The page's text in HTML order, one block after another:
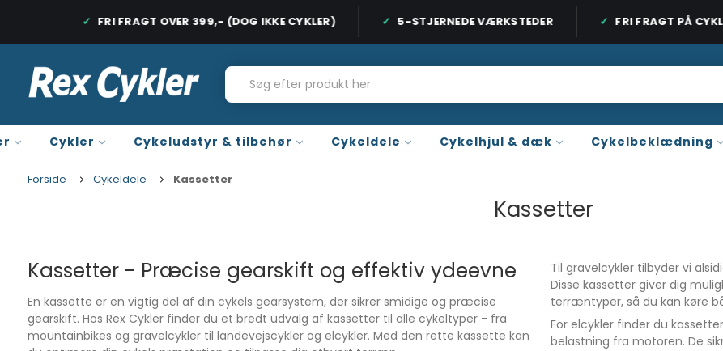
FRI FRAGT OVER 399,- (DOG IKKE CYKLER) 5-STJERNEDE VÆRKSTEDER FRI FRAGT PÅ
Cykler Cykeludstyr & tilbehør Cykeldele Cykelhjul & dæk Cykelbeklædning
HURTIG LEVERING, 1-2 HVERDAGE FRI FRAGT PÅ ORDRE OVER 899 KR. / CYKLER OVER 9.999 KR. 3 BUTIKKER PÅ
Forside Cykeldele Kassetter
Kassetter
Kassetter - Præcise gearskift og effektiv ydeevne
En kassette er en vigtig del af din cykels gearsystem, der sikrer smidige og præcise
gearskift. Hos Rex Cykler finder du et bredt udvalg af kassetter til alle cykeltyper - fra
mountainbikes og gravelcykler til landevejscykler og elcykler. Med den rette kassette kan
Til gravelcykler tilbyder vi
Disse kassetter giver dig
terræntyper, så du kan køre
For elcykler finder du
belastning fra motoren. De